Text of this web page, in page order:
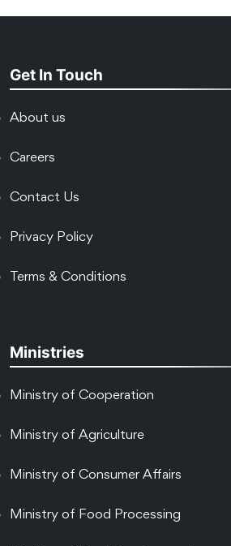
Get In Touch
About us
Careers
Contact Us
Privacy Policy
Terms & Conditions
Ministries
Ministry of Cooperation
Ministry of Agriculture
Ministry of Consumer Affairs
Ministry of Food Processing